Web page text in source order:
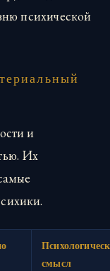
психической
и
Их
смысл